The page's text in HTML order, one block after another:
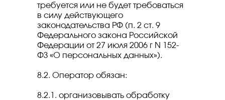
требуется или не будет требоваться
в силу действующего
законодательства РФ (п. 2 ст. 9
Федерального закона Российской
Федерации от 27 июля 2006 г N 152-
ФЗ «О персональных данных»).
8.2. Оператор обязан:
8.2.1. организовывать обработку